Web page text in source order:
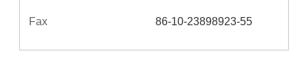
Fax 86-10-23898923-55